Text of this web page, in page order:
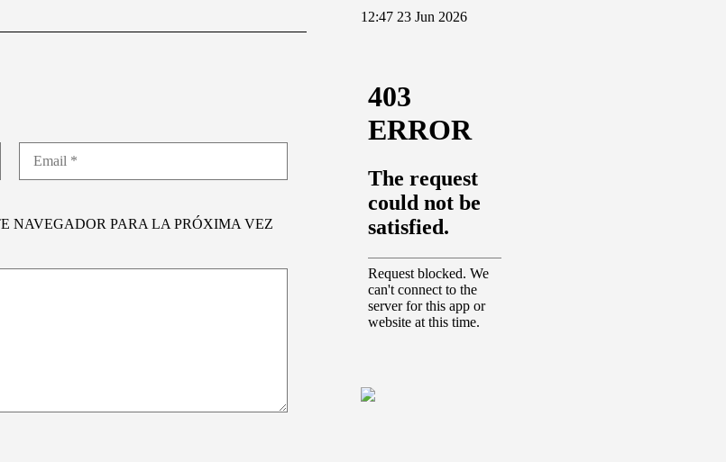
NAVEGADOR PARA LA PRÓXIMA VEZ
12:47 23 Jun 2026